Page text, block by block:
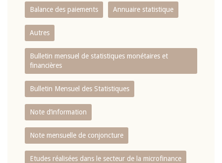
Balance des paiements Annuaire statistique
Autres
Bulletin mensuel de statistiques monétaires et
financières
Bulletin Mensuel des Statistiques
Note d’information
Note mensuelle de conjoncture
Etudes réalisées dans le secteur de la microfinance